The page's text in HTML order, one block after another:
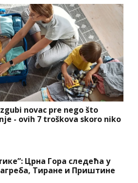
novac pre nego što
- ovih 7 troškova skoro niko
Црна Гора следећа у
Тиране и Приштине